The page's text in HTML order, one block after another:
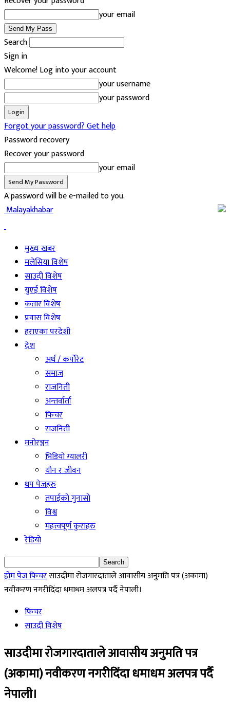
your email
Search
Sign in
Welcome! Log into your account
your username
your password
Forgot your password? Get help
Password recovery
Recover your password
your email
A password will be e-mailed to you.
Malayakhabar
मुख्य खबर
मलेसिया विशेष
साउदी विशेष
युएई विशेष
कतार विशेष
प्रवास विशेष
हराएका परदेशी
देश
अर्थ / कर्पोरेट
समाज
राजनिती
अन्तर्वार्ता
फिचर
राजनिती
मनोरञ्जन
भिडियो ग्यालरी
यौन र जीवन
थप पेजहरु
तपाईको गुनासो
विश्व
महत्त्वपूर्ण कुराहरु
रेडियो
होम पेजफिचरसाउदीमा रोजगारदाताले आवासीय अनुमति पत्र (अकामा)
नवीकरण नगरीदिंदा धमाधम अलपत्र पर्दै नेपाली।
फिचर
साउदी विशेष
साउदीमा रोजगारदाताले आवासीय अनुमति पत्र
(अकामा) नवीकरण नगरीदिंदा धमाधम अलपत्र पर्दै
नेपाली।